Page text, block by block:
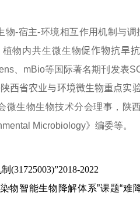
物-宿主-环境相互作用机制与调
物内共生微生物促作物抗旱
、 mBio等国际著名期刊发表
西省农业与环境微生物重点实
微生物生物技术分会理事，陕
Microbiology》编委等。
(31725003)”2018-2022
物智能生物降解体系”课题“难